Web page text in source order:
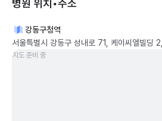
병원 위치•주소
강동구청역
서울특별시 강동구 성내로 71, 케이씨엘빌딩
지도 준비 중